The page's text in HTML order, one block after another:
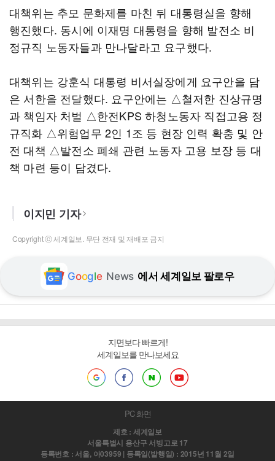
대책위는 추모 문화제를 마친 뒤 대통령실을 향해
행진했다. 동시에 이재명 대통령을 향해 발전소 비
정규직 노동자들과 만나달라고 요구했다.
대책위는 강훈식 대통령 비서실장에게 요구안을 담
은 서한을 전달했다. 요구안에는 △철저한 진상규명
과 책임자 처벌 △한전KPS 하청노동자 직접고용 정
규직화 △위험업무 2인 1조 등 현장 인력 확충 및 안
전 대책 △발전소 폐쇄 관련 노동자 고용 보장 등 대
책 마련 등이 담겼다.
이지민 기자
Copyright ⓒ 세계일보. 무단 전재 및 재배포 금지
Google News 에서 세계일보 팔로우
지면보다 빠르게!
세계일보를 만나보세요
PC 화면
제호 : 세계일보
서울특별시 용산구 서빙고로 17
등록번호 : 서울, 아03959 | 등록일(발행일) : 2015년 11월 2일